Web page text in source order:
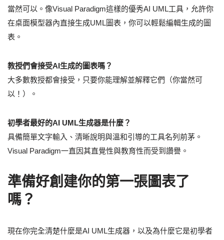
當然可以。像Visual Paradigm這樣的優秀AI UML工具，允許你
在桌面模型器內直接生成UML圖表，你可以輕鬆編輯生成的圖
表。
教授們會接受AI生成的圖表嗎？
大多數教授都會接受，只要你能理解並解釋它們（你當然可
以！）。
初學者最好的AI UML生成器是什麼？
具備簡單文字輸入、清晰說明與溫和引導的工具名列前茅。
Visual Paradigm一直因其直覺性與教育性而受到讚譽。
準備好創建你的第一張圖表了
嗎？
現在你完全清楚什麼是AI UML生成器，以及為什麼它是初學者